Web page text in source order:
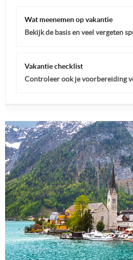
Wat meenemen op vakantie
Bekijk de basis en veel vergeten
Vakantie checklist
Controleer ook je voorbereiding